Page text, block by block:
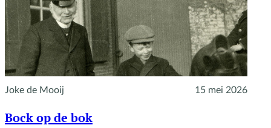
Joke de Mooij 15 mei 2026
Bock op de bok